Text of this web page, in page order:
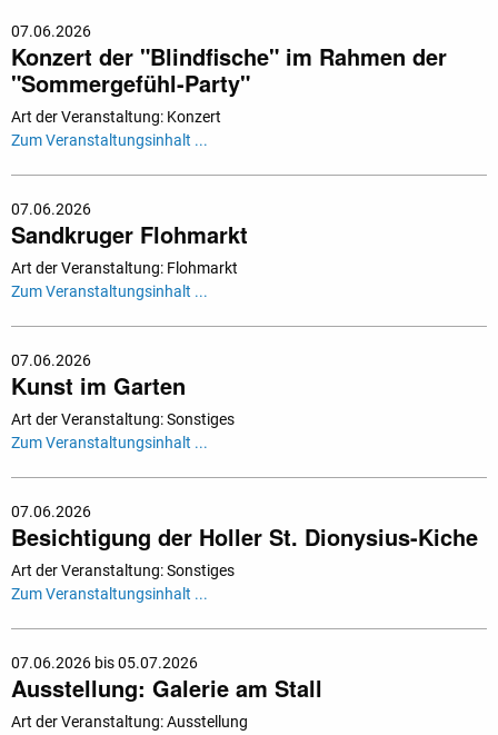
07.06.2026
Konzert der "Blindfische" im Rahmen der
"Sommergefühl-Party"
Art der Veranstaltung: Konzert
Zum Veranstaltungsinhalt ...
07.06.2026
Sandkruger Flohmarkt
Art der Veranstaltung: Flohmarkt
Zum Veranstaltungsinhalt ...
07.06.2026
Kunst im Garten
Art der Veranstaltung: Sonstiges
Zum Veranstaltungsinhalt ...
07.06.2026
Besichtigung der Holler St. Dionysius-Kiche
Art der Veranstaltung: Sonstiges
Zum Veranstaltungsinhalt ...
07.06.2026 bis 05.07.2026
Ausstellung: Galerie am Stall
Art der Veranstaltung: Ausstellung